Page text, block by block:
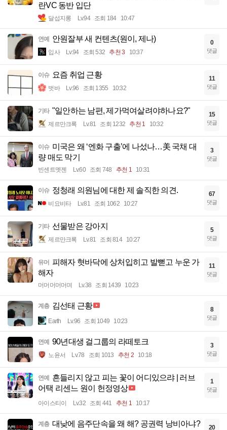
란VC 동반 입단
달섭지롱 Lv.94 조회 184 10:47
연예 안원잘부 새 컨텐츠(원이, 제나)
입사 Lv.94 조회 532 추천 3 10:37
0
댓글
이슈 요즘 취업 근황
벗바 Lv.96 조회 1355 10:32
11
댓글
기타 "일안하는 남편, 제가먹여살려야하나요?"
제르만크록 Lv.81 조회 1232 추천 1 10:32
15
댓글
이슈 미국은 왜 ‘엔화 구출’에 나섰나…美 국채 대
량 매도 막기
빈센트멧젠 Lv.60 조회 748 추천 1 10:31
3
댓글
이슈 정청래 의원님에 대한 제 솔직한 의견.
비요비타 Lv.81 조회 1062 10:27
67
댓글
기타 선물받은 강아지
제르만크록 Lv.81 조회 814 10:27
5
댓글
유머 피해자 혓바닥에 상처입히고 발뻗고 누운 가
해자
머머머머머며 Lv.38 조회 1439 10:23
11
댓글
계층 김선태 근황
Earth Lv.96 조회 1049 10:23
8
댓글
연예 90년대생 걸그룹의 라떼토크
노윤서 Lv.78 조회 1013 추천 2 10:18
3
댓글
연예 흔들리지 않고 피는 꽃이 어디있으랴 | 러브
어택 리센느 원이 헌정영상
아이스티이 Lv.32 조회 441 추천 1 10:17
1
댓글
계층 대낮에 음주단속을 왜 해? 공권력 낭비아냐? 20